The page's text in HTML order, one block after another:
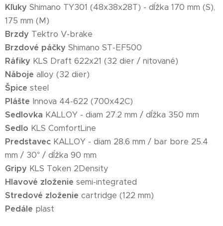
Kľuky Shimano TY301 (48x38x28T) - dĺžka 170 mm (S),
175 mm (M)
Brzdy Tektro V-brake
Brzdové páčky Shimano ST-EF500
Ráfiky KLS Draft 622x21 (32 dier / nitované)
Náboje alloy (32 dier)
Špice steel
Plášte Innova 44-622 (700x42C)
Sedlovka KALLOY - diam 27.2 mm / dĺžka 350 mm
Sedlo KLS ComfortLine
Predstavec KALLOY - diam 28.6 mm / bar bore 25.4
mm / 30° / dĺžka 90 mm
Gripy KLS Token 2Density
Hlavové zloženie semi-integrated
Stredové zloženie cartridge (122 mm)
Pedále plast